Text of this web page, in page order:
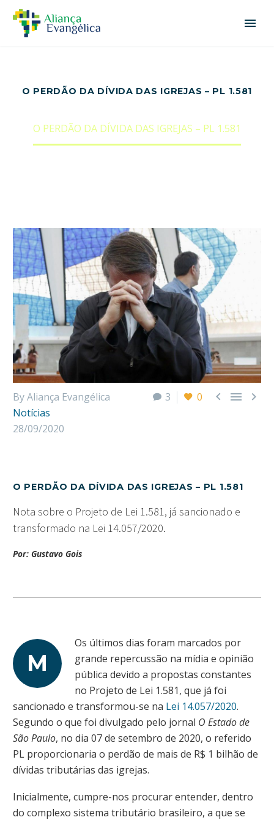
O PERDÃO DA DÍVIDA DAS IGREJAS – PL 1.581
O PERDÃO DA DÍVIDA DAS IGREJAS – PL 1.581
3 0   
By Aliança Evangélica
Notícias
28/09/2020
O PERDÃO DA DÍVIDA DAS IGREJAS – PL 1.581
Nota sobre o Projeto de Lei 1.581, já sancionado e
transformado na Lei 14.057/2020.
Por: Gustavo Gois
M
Os últimos dias foram marcados por
grande repercussão na mídia e opinião
pública devido a propostas constantes
no Projeto de Lei 1.581, que já foi
sancionado e transformou-se na Lei 14.057/2020.
Segundo o que foi divulgado pelo jornal O Estado de
São Paulo, no dia 07 de setembro de 2020, o referido
PL proporcionaria o perdão de mais de R$ 1 bilhão de
dívidas tributárias das igrejas.
Inicialmente, cumpre-nos procurar entender, dentro
do complexo sistema tributário brasileiro, a que se